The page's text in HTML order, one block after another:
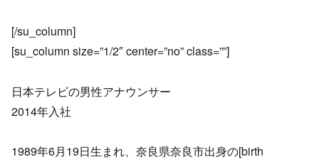
[/su_column]
[su_column size=”1/2″ center=”no” class=””]
日本テレビの男性アナウンサー
2014年入社
1989年6月19日生まれ、奈良県奈良市出身の[birth